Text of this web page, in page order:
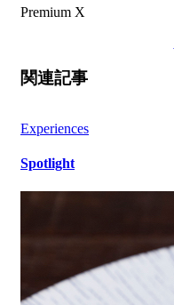
Premium X
関連記事
Experiences
Spotlight